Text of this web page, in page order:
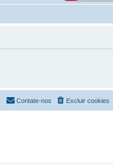
Excluir cookies
Contate-nos